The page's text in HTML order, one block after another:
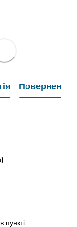
Повернення
пункті